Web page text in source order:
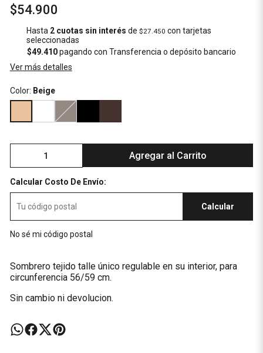
$54.900
Hasta 2 cuotas sin interés de $27.450 con tarjetas
seleccionadas
$49.410pagando con Transferencia o depósito bancario
Ver más detalles
Color: Beige
Agregar al Carrito
Calcular Costo De Envío:
Calcular
No sé mi código postal
Sombrero tejido talle único regulable en su interior, para
circunferencia 56/59 cm.
Sin cambio ni devolucion.